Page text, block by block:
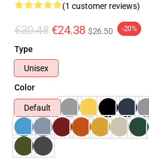
(1 customer reviews)
€30.48 €24.38 $26.50 -20%
Type
Unisex
Color
Default